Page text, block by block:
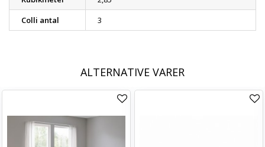
Colli antal
3
ALTERNATIVE VARER